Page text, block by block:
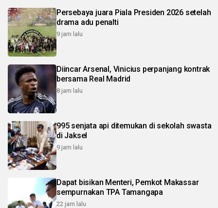
Persebaya juara Piala Presiden 2026 setelah
drama adu penalti
9 jam lalu
Diincar Arsenal, Vinicius perpanjang kontrak
bersama Real Madrid
8 jam lalu
995 senjata api ditemukan di sekolah swasta
di Jaksel
9 jam lalu
Dapat bisikan Menteri, Pemkot Makassar
sempurnakan TPA Tamangapa
22 jam lalu